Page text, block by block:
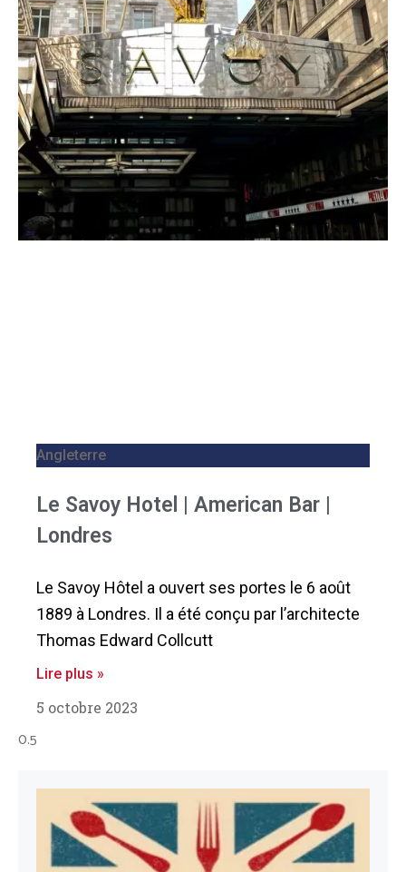
Angleterre
Le Savoy Hotel | American Bar |
Londres
Le Savoy Hôtel a ouvert ses portes le 6 août
1889 à Londres. Il a été conçu par l’architecte
Thomas Edward Collcutt
Lire plus »
5 octobre 2023